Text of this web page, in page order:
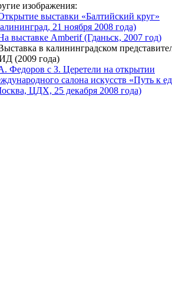
изображения:
выставки «Балтийский круг»
21 ноября 2008 года)
выставке Amberif (Гданьск, 2007 год)
в калининградском
(2009 года)
Федоров с З. Церетели на открытии
салона искусств «Путь к
ЦДХ, 25 декабря 2008 года)